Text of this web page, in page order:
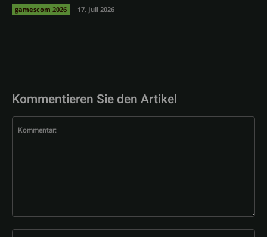
gamescom 2026 17. Juli 2026
Kommentieren Sie den Artikel